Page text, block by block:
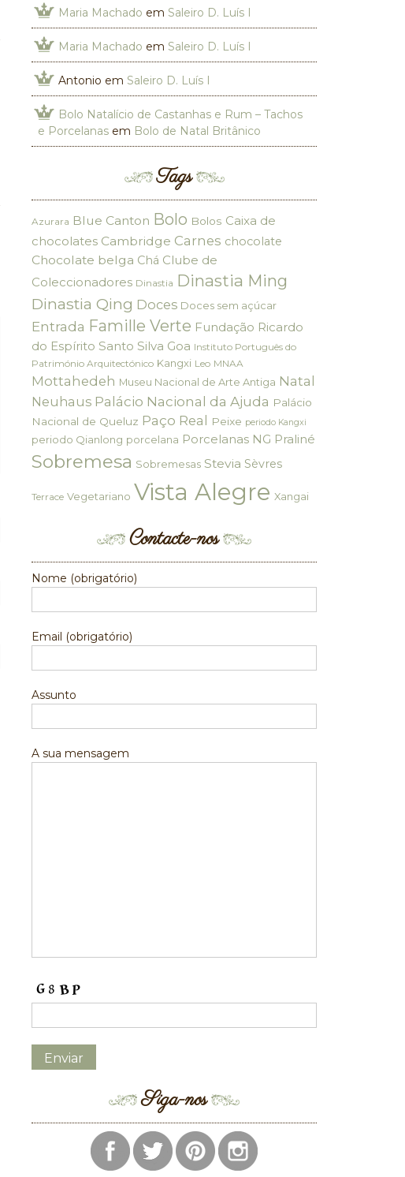
Maria Machado em Saleiro D. Luís I
Maria Machado em Saleiro D. Luís I
Antonio em Saleiro D. Luís I
Bolo Natalício de Castanhas e Rum – Tachos
e Porcelanas em Bolo de Natal Britânico
Tags
Azurara Blue Canton Bolo Bolos Caixa de
chocolates Cambridge Carnes chocolate
Chocolate belga Chá Clube de
Coleccionadores Dinastia Dinastia Ming
Dinastia Qing Doces Doces sem açúcar
Entrada Famille Verte Fundação Ricardo
do Espírito Santo Silva Goa Instituto Português do
Património Arquitectónico Kangxi Leo MNAA
Mottahedeh Museu Nacional de Arte Antiga Natal
Neuhaus Palácio Nacional da Ajuda Palácio
Nacional de Queluz Paço Real Peixe periodo Kangxi
periodo Qianlong porcelana Porcelanas NG Praliné
Sobremesa Sobremesas Stevia Sèvres
Terrace Vegetariano Vista Alegre Xangai
Contacte-nos
Nome (obrigatório)
Email (obrigatório)
Assunto
A sua mensagem
Siga-nos